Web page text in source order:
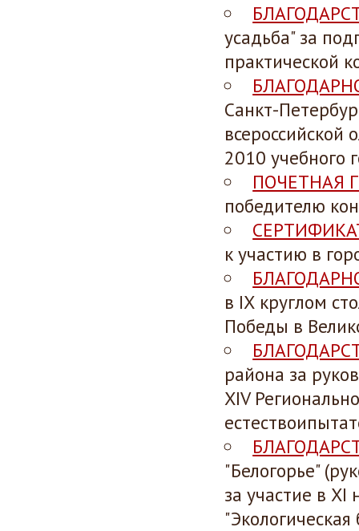
усадьба" за
практической
Санкт-
2010 учебного
ПОЧЕТНАЯ
победителю
к участию в
в IХ круглом
Победы в
района за
XIV
"Белогорье"
за участие в